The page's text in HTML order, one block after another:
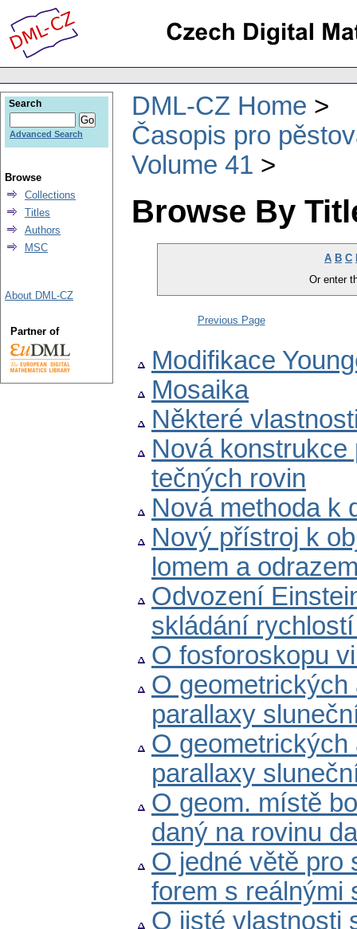
DML-CZ Home
Časopis pro
Volume 41
Browse By
A B C
Or enter
Previous Page
Modifikace
Mosaika
Některé
Nová
tečných rovin
Nová methoda k
Nový přístroj k
lomem a
Odvození
skládání
O fosforoskopu
O
parallaxy
O
parallaxy
O geom. místě
daný na rovinu
O jedné větě pro
forem s reálnými
O jisté vlastnosti
Search
Advanced Search
Browse
Collections
Titles
Authors
MSC
About DML-CZ
Partner of